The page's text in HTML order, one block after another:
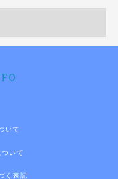
いて
いて
く表記